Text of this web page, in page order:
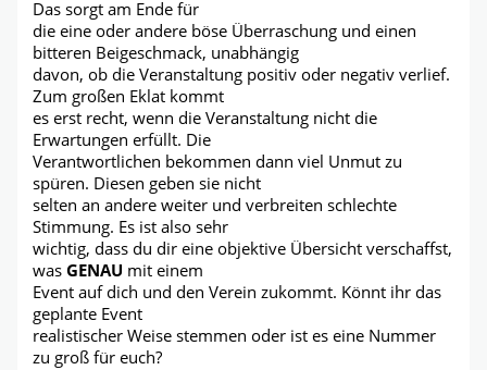
Das sorgt am Ende für
die eine oder andere böse Überraschung und einen
bitteren Beigeschmack, unabhängig
davon, ob die Veranstaltung positiv oder negativ verlief.
Zum großen Eklat kommt
es erst recht, wenn die Veranstaltung nicht die
Erwartungen erfüllt. Die
Verantwortlichen bekommen dann viel Unmut zu
spüren. Diesen geben sie nicht
selten an andere weiter und verbreiten schlechte
Stimmung. Es ist also sehr
wichtig, dass du dir eine objektive Übersicht verschaffst,
wasGENAU mit einem
Event auf dich und den Verein zukommt. Könnt ihr das
geplante Event
realistischer Weise stemmen oder ist es eine Nummer
zu groß für euch?